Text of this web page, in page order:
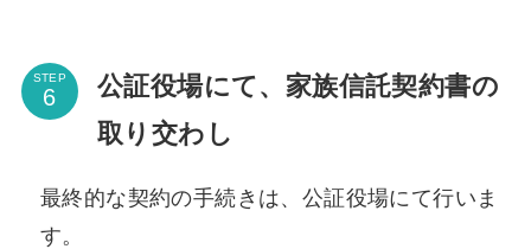
STEP
公証役場にて、家族信託契約書の
取り交わし
最終的な契約の手続きは、公証役場にて行いま
す。